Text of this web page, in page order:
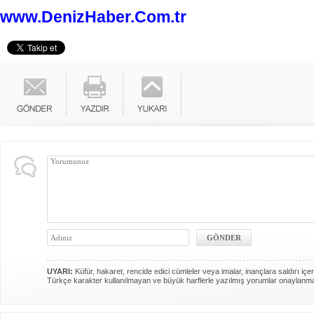
www.DenizHaber.Com.tr
UYARI: Küfür, hakaret, rencide edici cümleler veya imalar, inançlara saldırı
Türkçe karakter kullanılmayan ve büyük harflerle yazılmış yorumlar